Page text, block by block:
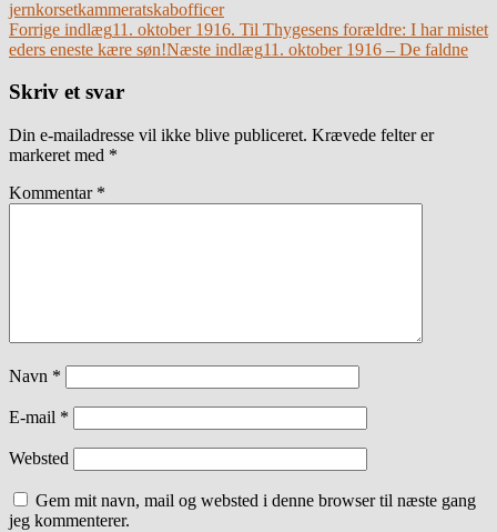
jernkorsetkammeratskabofficer
Indlægsnavigation
Forrige indlæg11. oktober 1916. Til Thygesens forældre: I har mistet
eders eneste kære søn!Næste indlæg11. oktober 1916 – De faldne
Skriv et svar
Din e-mailadresse vil ikke blive publiceret. Krævede felter er
markeret med *
Kommentar *
Navn *
E-mail *
Websted
Gem mit navn, mail og websted i denne browser til næste gang
jeg kommenterer.